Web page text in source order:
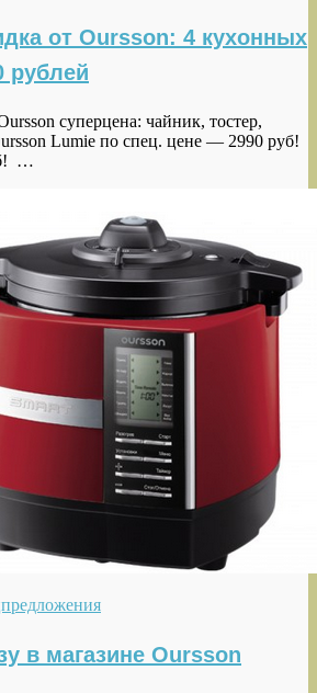
от Oursson: 4 кухонных
рублей
суперцена: чайник, тостер,
Lumie по спец. цене — 2990 руб!
…
в магазине Oursson